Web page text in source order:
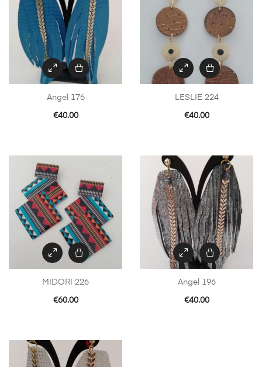
Angel 176
€40.00
LESLIE 224
€40.00
MIDORI 226
€60.00
Angel 196
€40.00